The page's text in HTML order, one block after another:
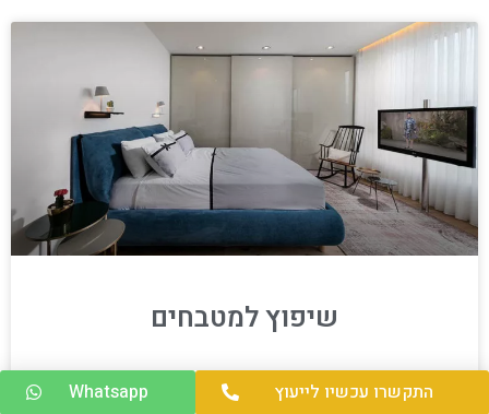
שיפוץ למטבחים
מה הכי חשוב לדעת לפני שמתחילים שיפוץ למטבחים?
מטבח נחשב לאחד החדרים השימושיים ביותר בכל בית.
התקשרו עכשיו לייעוץ Whatsapp